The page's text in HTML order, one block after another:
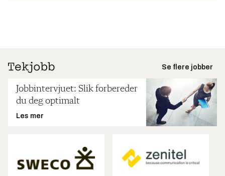
Se flere jobber
Jobbintervjuet: Slik forbereder
du deg optimalt
Les mer